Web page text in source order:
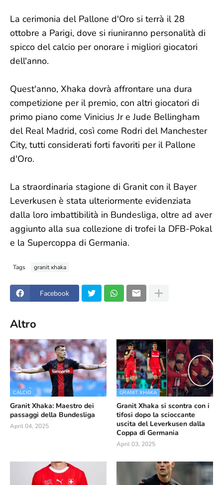
La cerimonia del Pallone d'Oro si terrà il 28
ottobre a Parigi, dove si riuniranno personalità di
spicco del calcio per onorare i migliori giocatori
dell'anno.
Quest'anno, Xhaka dovrà affrontare una dura
competizione per il premio, con altri giocatori di
primo piano come Vinicius Jr e Jude Bellingham
del Real Madrid, così come Rodri del Manchester
City, tutti considerati forti favoriti per il Pallone
d'Oro.
La straordinaria stagione di Granit con il Bayer
Leverkusen è stata ulteriormente evidenziata
dalla loro imbattibilità in Bundesliga, oltre ad aver
aggiunto alla sua collezione di trofei la DFB-Pokal
e la Supercoppa di Germania.
Tags granit xhaka
Facebook
Altro
CALCIO
Granit Xhaka: Maestro dei
passaggi della Bundesliga
April 04, 2025
GRANIT XHAKA
Granit Xhaka si scontra con i
tifosi dopo la scioccante
uscita del Leverkusen dalla
Coppa di Germania
April 03, 2025